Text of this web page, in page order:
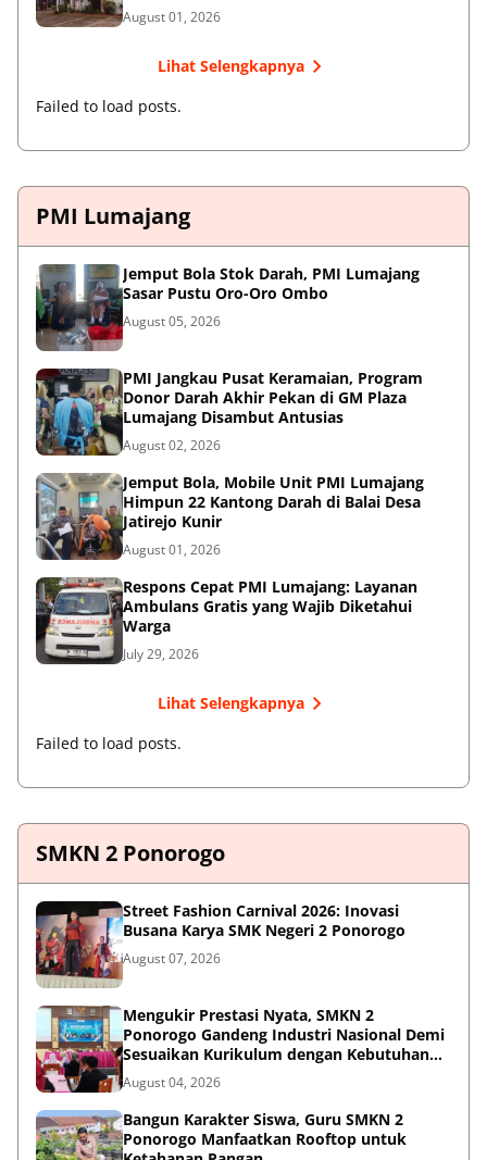
August 01, 2026
Lihat Selengkapnya
Failed to load posts.
PMI Lumajang
Jemput Bola Stok Darah, PMI Lumajang
Sasar Pustu Oro-Oro Ombo
August 05, 2026
PMI Jangkau Pusat Keramaian, Program
Donor Darah Akhir Pekan di GM Plaza
Lumajang Disambut Antusias
August 02, 2026
Jemput Bola, Mobile Unit PMI Lumajang
Himpun 22 Kantong Darah di Balai Desa
Jatirejo Kunir
August 01, 2026
Respons Cepat PMI Lumajang: Layanan
Ambulans Gratis yang Wajib Diketahui
Warga
July 29, 2026
Lihat Selengkapnya
Failed to load posts.
SMKN 2 Ponorogo
Street Fashion Carnival 2026: Inovasi
Busana Karya SMK Negeri 2 Ponorogo
August 07, 2026
Mengukir Prestasi Nyata, SMKN 2
Ponorogo Gandeng Industri Nasional Demi
Sesuaikan Kurikulum dengan Kebutuhan
Dunia Kerja
August 04, 2026
Bangun Karakter Siswa, Guru SMKN 2
Ponorogo Manfaatkan Rooftop untuk